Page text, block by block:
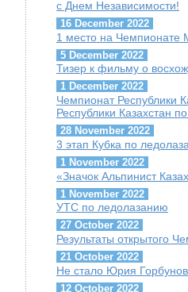
с Днем Независимости!
16 December 2022
1 место на
5 December 2022
Тизер к фильму о
1 December 2022
Чемпионат Республики
Республики Казахстан
28 November 2022
3 этап Кубка по
1 November 2022
«Значок Альпинист
1 November 2022
УТС по ледолазанию
27 October 2022
Результаты открытого
21 October 2022
Не стало Юрия
12 October 2022